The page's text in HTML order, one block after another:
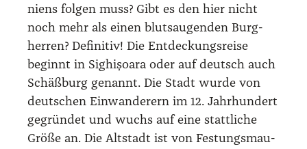
ni­ens fol­gen muss? Gibt es den hier nicht
noch mehr als einen blut­saugen­den Burg­
her­ren? Defi­ni­tiv! Die Ent­de­ckungs­rei­se
beginnt in Sig­hișo­ara oder auf deutsch auch
Schäß­burg genannt. Die Stadt wur­de von
deut­schen Ein­wan­de­rern im 12. Jahr­hun­dert
gegrün­det und wuchs auf eine statt­li­che
Grö­ße an. Die Alt­stadt ist von Fes­tungs­mau­